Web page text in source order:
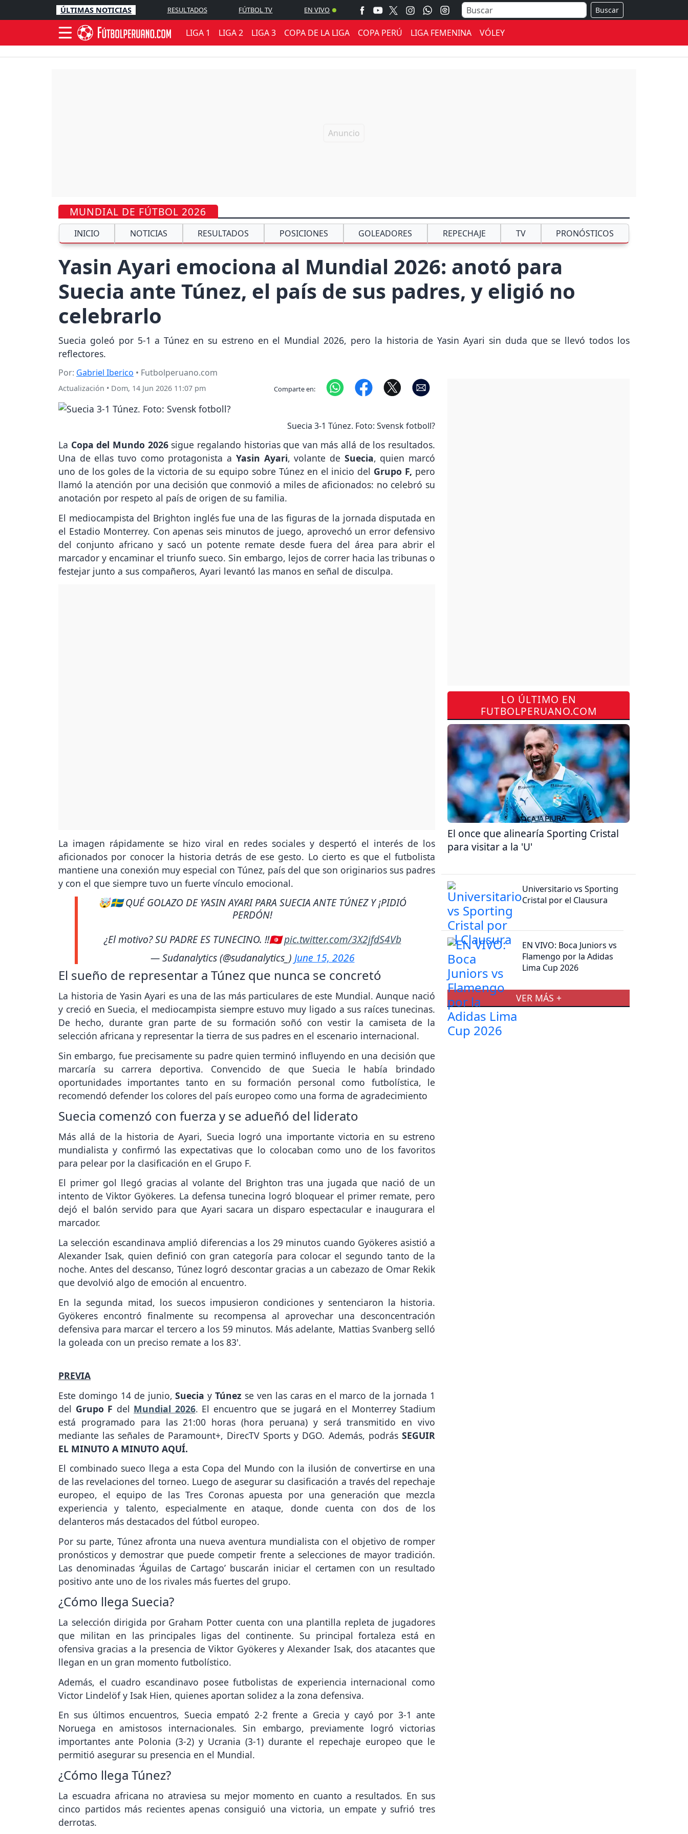
ÚLTIMAS NOTICIAS RESULTADOS FÚTBOL TV EN VIVO Buscar
LIGA 1 LIGA 2 LIGA 3 COPA DE LA LIGA COPA PERÚ LIGA FEMENINA VÓLEY
MUNDIAL DE FÚTBOL 2026
INICIO NOTICIAS RESULTADOS POSICIONES GOLEADORES REPECHAJE TV PRONÓSTICOS
Yasin Ayari emociona al Mundial 2026: anotó para
Suecia ante Túnez, el país de sus padres, y eligió no
celebrarlo
Suecia goleó por 5-1 a Túnez en su estreno en el Mundial 2026, pero la historia de Yasin Ayari sin duda que se llevó todos los
reflectores.
Por: Gabriel Iberico • Futbolperuano.com
Actualización • Dom, 14 Jun 2026 11:07 pm Comparte en:
Suecia 3-1 Túnez. Foto: Svensk fotboll?
La Copa del Mundo 2026sigue regalando historias que van más allá de los resultados.
Una de ellas tuvo como protagonista a Yasin Ayari, volante de Suecia, quien marcó
uno de los goles de la victoria de su equipo sobre Túnez en el inicio del Grupo F, pero
llamó la atención por una decisión que conmovió a miles de aficionados: no celebró su
anotación por respeto al país de origen de su familia.
El mediocampista del Brighton inglés fue una de las figuras de la jornada disputada en
el Estadio Monterrey. Con apenas seis minutos de juego, aprovechó un error defensivo
del conjunto africano y sacó un potente remate desde fuera del área para abrir el
marcador y encaminar el triunfo sueco. Sin embargo, lejos de correr hacia las tribunas o
festejar junto a sus compañeros, Ayari levantó las manos en señal de disculpa.
La imagen rápidamente se hizo viral en redes sociales y despertó el interés de los
aficionados por conocer la historia detrás de ese gesto. Lo cierto es que el futbolista
mantiene una conexión muy especial con Túnez, país del que son originarios sus padres
y con el que siempre tuvo un fuerte vínculo emocional.
🤯🇸🇪 QUÉ GOLAZO DE YASIN AYARI PARA SUECIA ANTE TÚNEZ Y ¡PIDIÓ
PERDÓN!
¿El motivo? SU PADRE ES TUNECINO. ‼️🇹🇳pic.twitter.com/3X2jfdS4Vb
— Sudanalytics (@sudanalytics_) June 15, 2026
El sueño de representar a Túnez que nunca se concretó
La historia de Yasin Ayari es una de las más particulares de este Mundial. Aunque nació
y creció en Suecia, el mediocampista siempre estuvo muy ligado a sus raíces tunecinas.
De hecho, durante gran parte de su formación soñó con vestir la camiseta de la
selección africana y representar la tierra de sus padres en el escenario internacional.
Sin embargo, fue precisamente su padre quien terminó influyendo en una decisión que
marcaría su carrera deportiva. Convencido de que Suecia le había brindado
oportunidades importantes tanto en su formación personal como futbolística, le
recomendó defender los colores del país europeo como una forma de agradecimiento
Suecia comenzó con fuerza y se adueñó del liderato
Más allá de la historia de Ayari, Suecia logró una importante victoria en su estreno
mundialista y confirmó las expectativas que lo colocaban como uno de los favoritos
para pelear por la clasificación en el Grupo F.
El primer gol llegó gracias al volante del Brighton tras una jugada que nació de un
intento de Viktor Gyökeres. La defensa tunecina logró bloquear el primer remate, pero
dejó el balón servido para que Ayari sacara un disparo espectacular e inaugurara el
marcador.
La selección escandinava amplió diferencias a los 29 minutos cuando Gyökeres asistió a
Alexander Isak, quien definió con gran categoría para colocar el segundo tanto de la
noche. Antes del descanso, Túnez logró descontar gracias a un cabezazo de Omar Rekik
que devolvió algo de emoción al encuentro.
En la segunda mitad, los suecos impusieron condiciones y sentenciaron la historia.
Gyökeres encontró finalmente su recompensa al aprovechar una desconcentración
defensiva para marcar el tercero a los 59 minutos. Más adelante, Mattias Svanberg selló
la goleada con un preciso remate a los 83'.
PREVIA
Este domingo 14 de junio,SueciayTúnez se ven las caras en el marco de la jornada 1
del Grupo F del Mundial 2026. El encuentro que se jugará en el Monterrey Stadium
está programado para las 21:00 horas (hora peruana) y será transmitido en vivo
mediante las señales de Paramount+, DirecTV Sports y DGO. Además, podrás SEGUIR
EL MINUTO A MINUTO AQUÍ.
El combinado sueco llega a esta Copa del Mundo con la ilusión de convertirse en una
de las revelaciones del torneo. Luego de asegurar su clasificación a través del repechaje
europeo, el equipo de las Tres Coronas apuesta por una generación que mezcla
experiencia y talento, especialmente en ataque, donde cuenta con dos de los
delanteros más destacados del fútbol europeo.
Por su parte, Túnez afronta una nueva aventura mundialista con el objetivo de romper
pronósticos y demostrar que puede competir frente a selecciones de mayor tradición.
Las denominadas ‘Águilas de Cartago’ buscarán iniciar el certamen con un resultado
positivo ante uno de los rivales más fuertes del grupo.
¿Cómo llega Suecia?
La selección dirigida por Graham Potter cuenta con una plantilla repleta de jugadores
que militan en las principales ligas del continente. Su principal fortaleza está en
ofensiva gracias a la presencia de Viktor Gyökeres y Alexander Isak, dos atacantes que
llegan en un gran momento futbolístico.
Además, el cuadro escandinavo posee futbolistas de experiencia internacional como
Victor Lindelöf y Isak Hien, quienes aportan solidez a la zona defensiva.
En sus últimos encuentros, Suecia empató 2-2 frente a Grecia y cayó por 3-1 ante
Noruega en amistosos internacionales. Sin embargo, previamente logró victorias
importantes ante Polonia (3-2) y Ucrania (3-1) durante el repechaje europeo que le
permitió asegurar su presencia en el Mundial.
¿Cómo llega Túnez?
La escuadra africana no atraviesa su mejor momento en cuanto a resultados. En sus
cinco partidos más recientes apenas consiguió una victoria, un empate y sufrió tres
derrotas.
LO ÚLTIMO EN
FUTBOLPERUANO.COM
El once que alinearía Sporting Cristal
para visitar a la 'U'
Universitario vs Sporting
Cristal por el Clausura
EN VIVO: Boca Juniors vs
Flamengo por la Adidas
Lima Cup 2026
VER MÁS +